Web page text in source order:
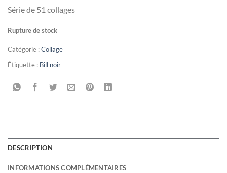
Série de 51 collages
Rupture de stock
Catégorie :Collage
Étiquette : Bill noir
DESCRIPTION
INFORMATIONS COMPLÉMENTAIRES